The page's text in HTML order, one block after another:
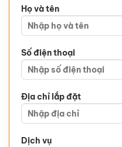
Họ và tên
Số điện thoại
Địa chỉ lắp đặt
Dịch vụ